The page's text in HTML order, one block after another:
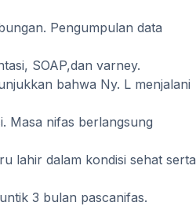
Pengumpulan data
SOAP,dan varney.
bahwa Ny. L menjalani
Masa nifas berlangsung
lahir dalam kondisi sehat serta
3 bulan pascanifas.